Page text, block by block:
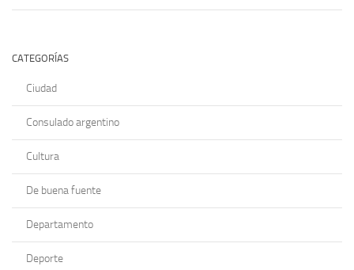
CATEGORÍAS
Ciudad
Consulado argentino
Cultura
De buena fuente
Departamento
Deporte